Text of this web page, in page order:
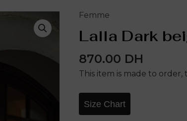
Femme
Lalla Dark
870.00 DH
This item is made to order,
Size Chart
quantité
de
Lalla
Dark beige